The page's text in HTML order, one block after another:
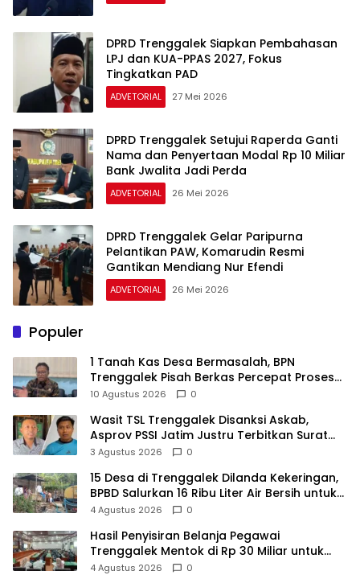
DPRD Trenggalek Siapkan Pembahasan
LPJ dan KUA-PPAS 2027, Fokus
Tingkatkan PAD
ADVETORIAL 27 Mei 2026
DPRD Trenggalek Setujui Raperda Ganti
Nama dan Penyertaan Modal Rp 10 Miliar
Bank Jwalita Jadi Perda
ADVETORIAL 26 Mei 2026
DPRD Trenggalek Gelar Paripurna
Pelantikan PAW, Komarudin Resmi
Gantikan Mendiang Nur Efendi
ADVETORIAL 26 Mei 2026
Populer
1 Tanah Kas Desa Bermasalah, BPN
Trenggalek Pisah Berkas Percepat Proses
Pembebasan Lahan Bendungan Bagong
10 Agustus 2026 0
Wasit TSL Trenggalek Disanksi Askab,
Asprov PSSI Jatim Justru Terbitkan Surat
Tugas di Hari yang Sama
3 Agustus 2026 0
15 Desa di Trenggalek Dilanda Kekeringan,
BPBD Salurkan 16 Ribu Liter Air Bersih untuk
900 Warga
4 Agustus 2026 0
Hasil Penyisiran Belanja Pegawai
Trenggalek Mentok di Rp 30 Miliar untuk
Infrastruktur
4 Agustus 2026 0